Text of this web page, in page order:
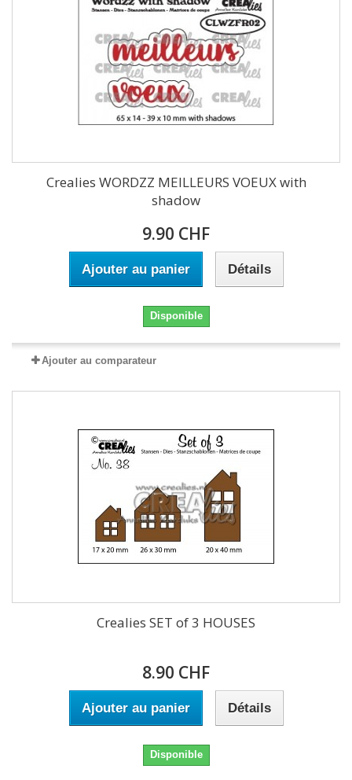
Crealies WORDZZ MEILLEURS VOEUX with
shadow
9.90 CHF
Ajouter au panier Détails
Disponible
Ajouter au comparateur
Crealies SET of 3 HOUSES
8.90 CHF
Ajouter au panier Détails
Disponible